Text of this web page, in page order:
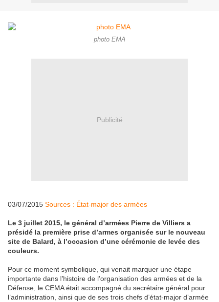
photo EMA
Publicité
03/07/2015 Sources : État-major des armées
Le 3 juillet 2015, le général d’armées Pierre de Villiers a
présidé la première prise d’armes organisée sur le nouveau
site de Balard, à l’occasion d’une cérémonie de levée des
couleurs.
Pour ce moment symbolique, qui venait marquer une étape
importante dans l’histoire de l’organisation des armées et de la
Défense, le CEMA était accompagné du secrétaire général pour
l’administration, ainsi que de ses trois chefs d’état-major d’armée